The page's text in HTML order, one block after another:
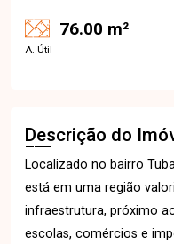
76.00 m²
A. Útil
Descrição do
Localizado no bairro
está em uma região
infraestrutura, próximo
escolas, comércios e